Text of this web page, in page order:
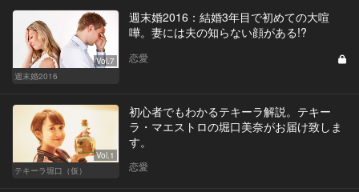
Vol.7
週末婚2016
週末婚2016：結婚3年目で初めての大喧
嘩。妻には夫の知らない顔がある!?
恋愛
Vol.1
テキーラ堀口（仮）
初心者でもわかるテキーラ解説。テキー
ラ・マエストロの堀口美奈がお届け致しま
す。
恋愛